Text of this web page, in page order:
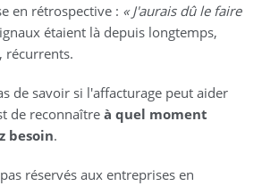
en rétrospective : « J'aurais dû le faire
étaient là depuis longtemps,
récurrents.
de savoir si l'affacturage peut aider
de reconnaître à quel moment
besoin.
réservés aux entreprises en